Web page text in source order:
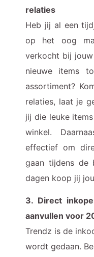
relaties
Heb jij al een
op het oog
verkocht bij
nieuwe items
assortiment?
relaties, laat je
jij die leuke
winkel.
effectief om
gaan tijdens de
dagen koop jij
3. Direct
aanvullen voor
Trendz is de
wordt gedaan.